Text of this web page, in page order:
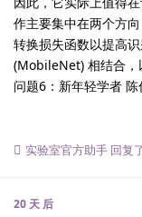
作主要集中在两个方
转换损失函数以提高
(MobileNet) 相结合，
问题6：新年轻学者
实验室官方助手 回复
20 天 后